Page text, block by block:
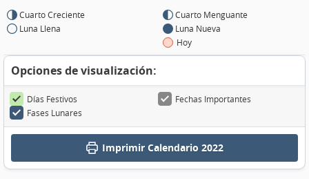
Cuarto Creciente
Luna Llena
Cuarto Menguante
Luna Nueva
Hoy
Opciones de visualización:
Días Festivos
Fechas Importantes
Fases Lunares
ImprimirCalendario 2022